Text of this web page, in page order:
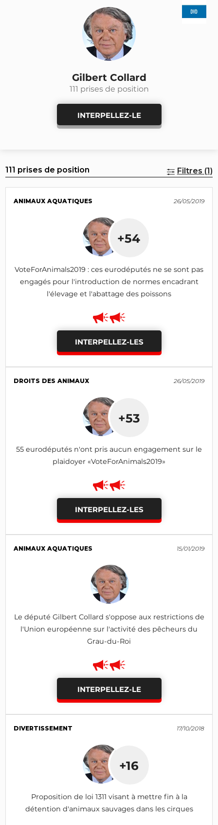
Gilbert Collard
111 prises de position
INTERPELLEZ-LE
111 prises de position Filtres (1)
ANIMAUX AQUATIQUES 26/05/2019
+54
VoteForAnimals2019 : ces eurodéputés ne se sont pas
engagés pour l'introduction de normes encadrant
l'élevage et l'abattage des poissons
INTERPELLEZ-LES
DROITS DES ANIMAUX 26/05/2019
+53
55 eurodéputés n'ont pris aucun engagement sur le
plaidoyer «VoteForAnimals2019»
INTERPELLEZ-LES
ANIMAUX AQUATIQUES 15/01/2019
Le député Gilbert Collard s'oppose aux restrictions de
l'Union européenne sur l'activité des pêcheurs du
Grau-du-Roi
INTERPELLEZ-LE
DIVERTISSEMENT 17/10/2018
+16
Proposition de loi 1311 visant à mettre fin à la
détention d'animaux sauvages dans les cirques